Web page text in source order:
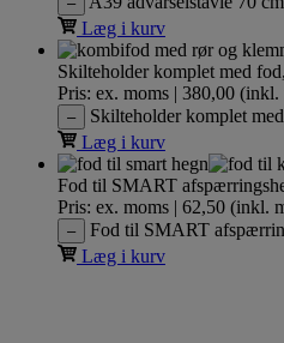
Læg i kurv
Skilteholder komplet med
Pris: ex. moms | 380,00 (inkl.
– Skilteholder komplet
Læg i kurv
Fod til SMART
Pris: ex. moms | 62,50 (inkl.
– Fod til SMART
Læg i kurv